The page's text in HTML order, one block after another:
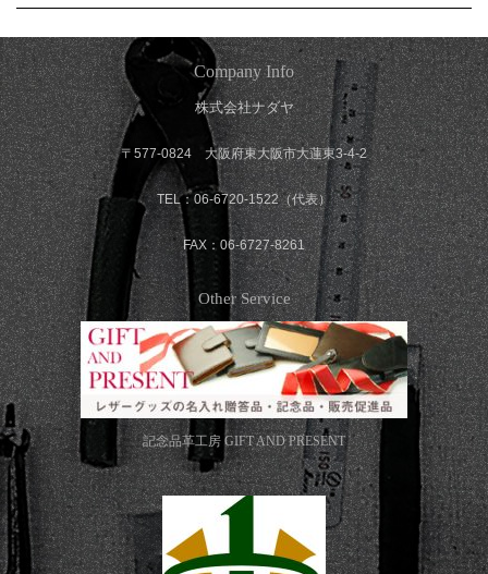
Company Info
株式会社ナダヤ
〒577-0824 大阪府東大阪市大蓮東3-4-2
TEL：06-6720-1522（代表）
FAX：06-6727-8261
Other Service
記念品革工房 GIFT AND PRESENT